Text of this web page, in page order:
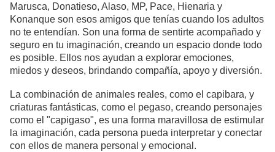
Marusca, Donatieso, Alaso, MP, Pace, Hienaria y
Konanque son esos amigos que tenías cuando los adultos
no te entendían. Son una forma de sentirte acompañado y
seguro en tu imaginación, creando un espacio donde todo
es posible. Ellos nos ayudan a explorar emociones,
miedos y deseos, brindando compañía, apoyo y diversión.
La combinación de animales reales, como el capibara, y
criaturas fantásticas, como el pegaso, creando personajes
como el "capigaso", es una forma maravillosa de estimular
la imaginación, cada persona pueda interpretar y conectar
con ellos de manera personal y emocional.